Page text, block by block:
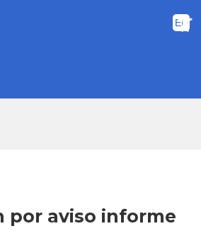
por aviso informe